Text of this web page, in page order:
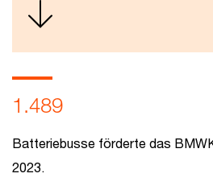
1.489
Batteriebusse förderte das
2023.